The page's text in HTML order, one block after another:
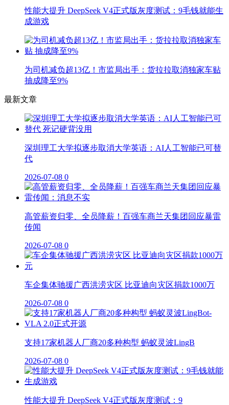
性能大提升 DeepSeek V4正式版灰度测试：9毛钱就能生
成游戏
为司机减负超13亿！市监局出手：货拉拉取消独家车贴
抽成降至9%
最新文章
深圳理工大学拟逐步取消大学英语：AI人工智能已可替
代
2026-07-08 0
高管薪资归零、全员降薪！百强车商兰天集团回应暴雷
传闻
2026-07-08 0
车企集体驰援广西洪涝灾区 比亚迪向灾区捐款1000万
2026-07-08 0
支持17家机器人厂商20多种构型 蚂蚁灵波LingB
2026-07-08 0
性能大提升 DeepSeek V4正式版灰度测试：9